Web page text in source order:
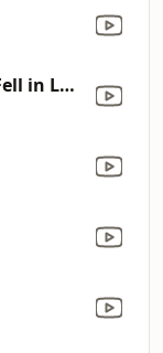
Fooled Around and Fell in Love